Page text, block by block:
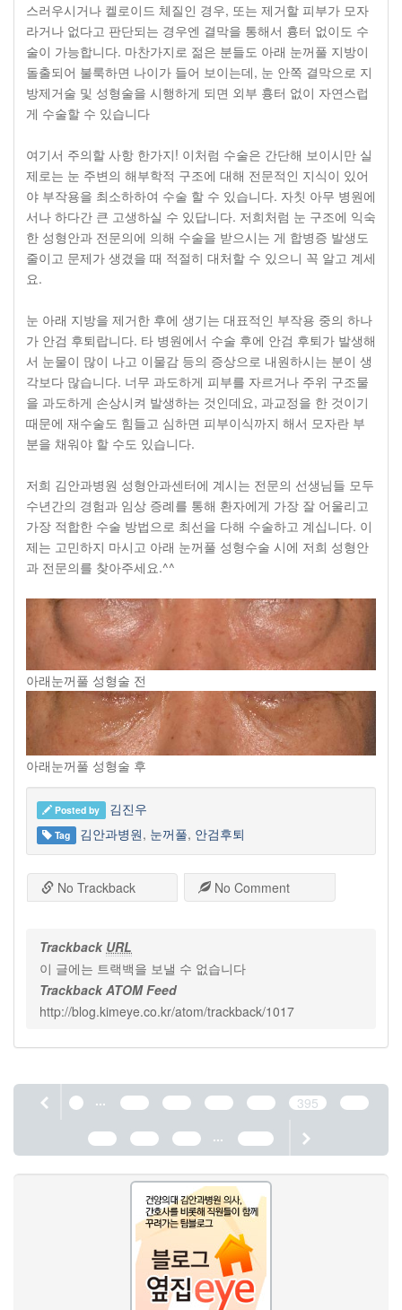
스러우시거나 켈로이드 체질인 경우, 또는 제거할 피부가 모자
라거나 없다고 판단되는 경우엔 결막을 통해서 흉터 없이도 수
술이 가능합니다. 마찬가지로 젊은 분들도 아래 눈꺼풀 지방이
돌출되어 불룩하면 나이가 들어 보이는데, 눈 안쪽 결막으로 지
방제거술 및 성형술을 시행하게 되면 외부 흉터 없이 자연스럽
게 수술할 수 있습니다
여기서 주의할 사항 한가지! 이처럼 수술은 간단해 보이시만 실
제로는 눈 주변의 해부학적 구조에 대해 전문적인 지식이 있어
야 부작용을 최소하하여 수술 할 수 있습니다. 자칫 아무 병원에
서나 하다간 큰 고생하실 수 있답니다. 저희처럼 눈 구조에 익숙
한 성형안과 전문의에 의해 수술을 받으시는 게 합병증 발생도
줄이고 문제가 생겼을 때 적절히 대처할 수 있으니 꼭 알고 계세
요.
눈 아래 지방을 제거한 후에 생기는 대표적인 부작용 중의 하나
가 안검 후퇴랍니다. 타 병원에서 수술 후에 안검 후퇴가 발생해
서 눈물이 많이 나고 이물감 등의 증상으로 내원하시는 분이 생
각보다 많습니다. 너무 과도하게 피부를 자르거나 주위 구조물
을 과도하게 손상시켜 발생하는 것인데요, 과교정을 한 것이기
때문에 재수술도 힘들고 심하면 피부이식까지 해서 모자란 부
분을 채워야 할 수도 있습니다.
저희 김안과병원 성형안과센터에 계시는 전문의 선생님들 모두
수년간의 경험과 임상 증례를 통해 환자에게 가장 잘 어울리고
가장 적합한 수술 방법으로 최선을 다해 수술하고 계십니다. 이
제는 고민하지 마시고 아래 눈꺼풀 성형수술 시에 저희 성형안
과 전문의를 찾아주세요.^^
아래눈꺼풀 성형술 전
아래눈꺼풀 성형술 후
Posted by 김진우
Tag 김안과병원, 눈꺼풀, 안검후퇴
No Trackback No Comment
Trackback URL
이 글에는 트랙백을 보낼 수 없습니다
Trackback ATOM Feed
http://blog.kimeye.co.kr/atom/trackback/1017
1 ... 391 392 393 394 395
396
397
398 399 ... 1190